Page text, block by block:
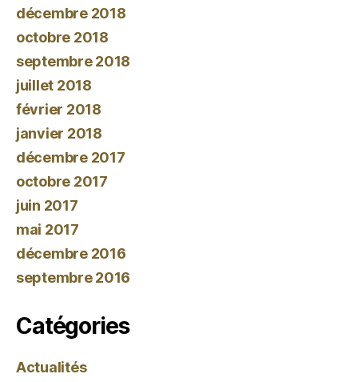
décembre 2018
octobre 2018
septembre 2018
juillet 2018
février 2018
janvier 2018
décembre 2017
octobre 2017
juin 2017
mai 2017
décembre 2016
septembre 2016
Catégories
Actualités